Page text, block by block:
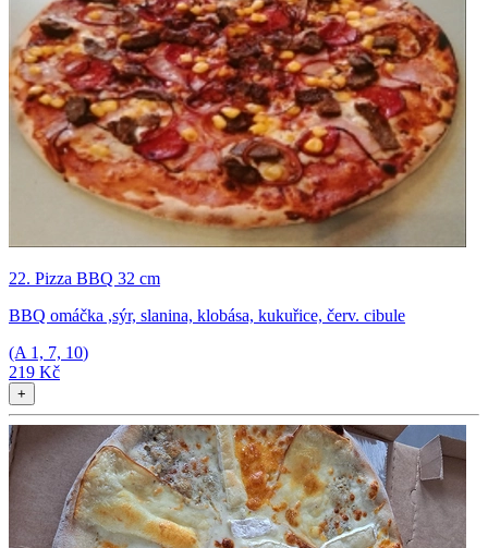
22. Pizza BBQ 32 cm
BBQ omáčka ,sýr, slanina, klobása, kukuřice, červ. cibule
(A 1, 7, 10)
219 Kč
+